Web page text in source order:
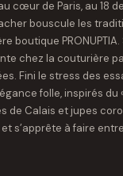
cœur de Paris, au 18
bouscule les
boutique
chez la couturière
Fini le stress des
folle, inspirés du
de Calais et jupes
s’apprête à faire